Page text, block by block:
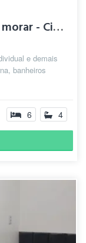
Quarto mobiliado pronto para morar - Cidade Baixa
e demais
banheiros
6 4